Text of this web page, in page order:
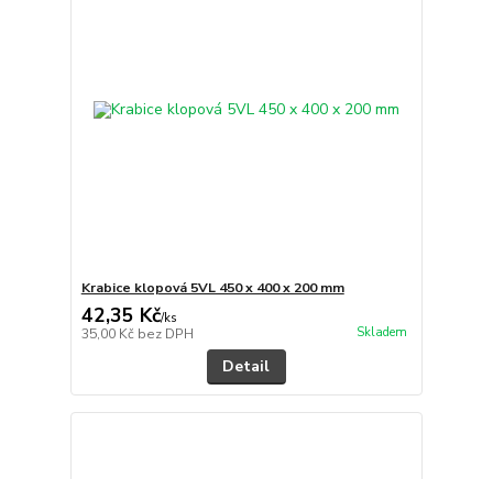
Krabice klopová 5VL 450 x 400 x 200 mm
42,35 Kč/ks
35,00 Kč bez DPH Skladem
Detail